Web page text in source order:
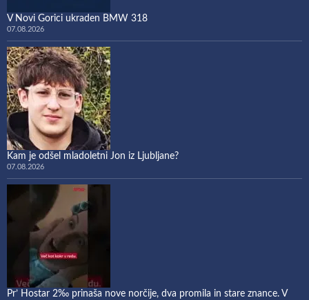
V Novi Gorici ukraden BMW 318
07.08.2026
Kam je odšel mladoletni Jon iz Ljubljane?
07.08.2026
Pr’ Hostar 2‰ prinaša nove norčije, dva promila in stare znance. V